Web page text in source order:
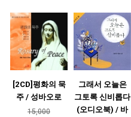
[2CD]평화의 묵
주 / 성바오로
15,000
그래서 오늘은
그토록 신비롭다
(오디오북) / 바